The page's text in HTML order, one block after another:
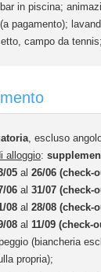
in piscina;
pagamento);
campo da
, escluso
alloggio:
05 al 26/06 (check-
06 al 31/07 (check-
08 al 28/08 (check-
08 al 11/09 (check-
(biancheria
propria);